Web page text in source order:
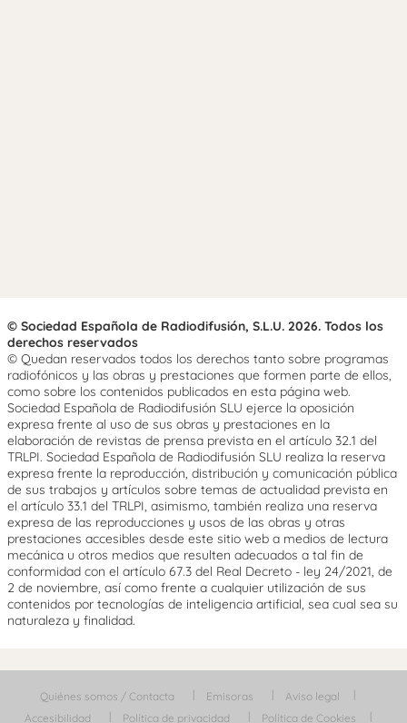
© Sociedad Española de Radiodifusión, S.L.U. 2026. Todos los
derechos reservados
© Quedan reservados todos los derechos tanto sobre programas
radiofónicos y las obras y prestaciones que formen parte de ellos,
como sobre los contenidos publicados en esta página web.
Sociedad Española de Radiodifusión SLU ejerce la oposición
expresa frente al uso de sus obras y prestaciones en la
elaboración de revistas de prensa prevista en el artículo 32.1 del
TRLPI. Sociedad Española de Radiodifusión SLU realiza la reserva
expresa frente la reproducción, distribución y comunicación pública
de sus trabajos y artículos sobre temas de actualidad prevista en
el artículo 33.1 del TRLPI, asimismo, también realiza una reserva
expresa de las reproducciones y usos de las obras y otras
prestaciones accesibles desde este sitio web a medios de lectura
mecánica u otros medios que resulten adecuados a tal fin de
conformidad con el artículo 67.3 del Real Decreto - ley 24/2021, de
2 de noviembre, así como frente a cualquier utilización de sus
contenidos por tecnologías de inteligencia artificial, sea cual sea su
naturaleza y finalidad.
Quiénes somos / Contacta Emisoras
Aviso legal
Accesibilidad
Política de privacidad Política de Cookies